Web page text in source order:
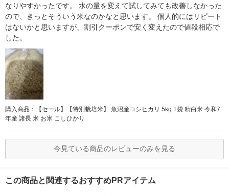
なりやすかったです。 水の量を変えて試してみても改善しなかった
ので、きっとそういう米なのかなと思います。 個人的にはリピート
はないかと思いますが、割引クーポンで安く変えたので値段相応で
した。
購入商品：【セール】【特別栽培米】 魚沼産コシヒカリ 5kg 1袋 精白米 令和7
年産 諸長 米 お米 こしひかり
今見ている商品のレビューのみを見る
この商品と関連するおすすめPRアイテム